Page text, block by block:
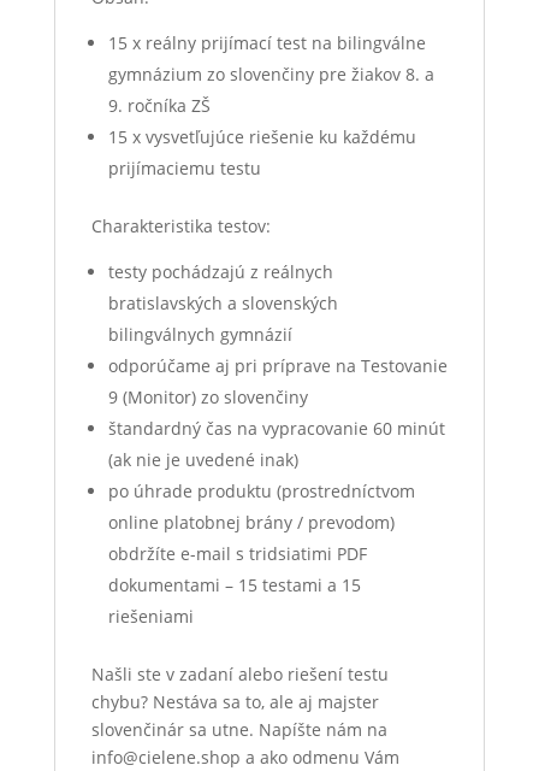
15 x reálny prijímací test na bilingválne
gymnázium zo slovenčiny pre žiakov 8. a
9. ročníka ZŠ
15 x vysvetľujúce riešenie ku každému
prijímaciemu testu
Charakteristika testov:
testy pochádzajú z reálnych
bratislavských a slovenských
bilingválnych gymnázií
odporúčame aj pri príprave na Testovanie
9 (Monitor) zo slovenčiny
štandardný čas na vypracovanie 60 minút
(ak nie je uvedené inak)
po úhrade produktu (prostredníctvom
online platobnej brány / prevodom)
obdržíte e-mail s tridsiatimi PDF
dokumentami – 15 testami a 15
riešeniami
Našli ste v zadaní alebo riešení testu
chybu? Nestáva sa to, ale aj majster
slovenčinár sa utne. Napíšte nám na
info@cielene.shop a ako odmenu Vám